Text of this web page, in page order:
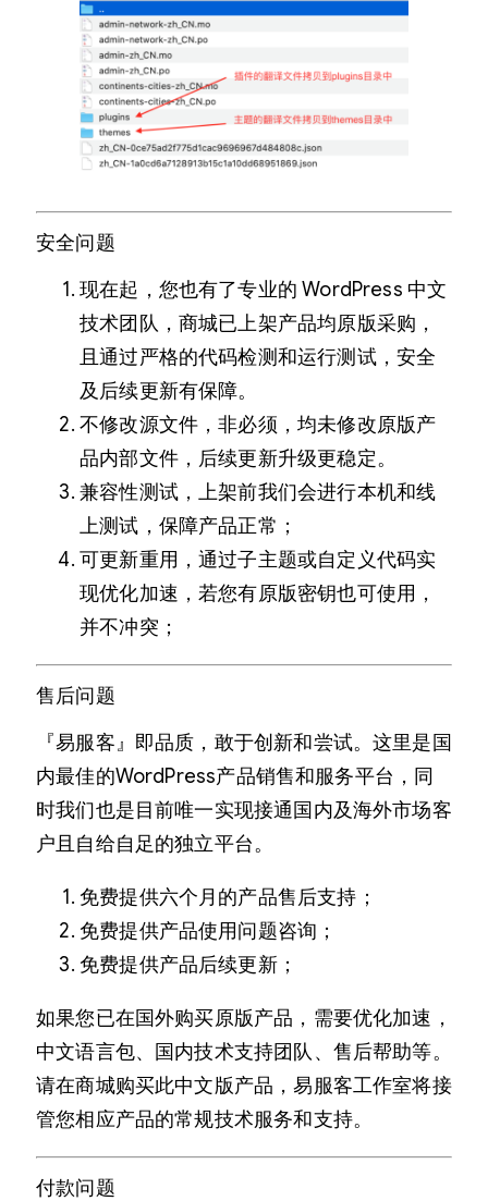
安全问题
现在起，您也有了专业的 WordPress 中文
技术团队，商城已上架产品均原版采购，
且通过严格的代码检测和运行测试，安全
及后续更新有保障。
不修改源文件，非必须，均未修改原版产
品内部文件，后续更新升级更稳定。
兼容性测试，上架前我们会进行本机和线
上测试，保障产品正常；
可更新重用，通过子主题或自定义代码实
现优化加速，若您有原版密钥也可使用，
并不冲突；
售后问题
『易服客』即品质，敢于创新和尝试。这里是国
内最佳的WordPress产品销售和服务平台，同
时我们也是目前唯一实现接通国内及海外市场客
户且自给自足的独立平台。
免费提供六个月的产品售后支持；
免费提供产品使用问题咨询；
免费提供产品后续更新；
如果您已在国外购买原版产品，需要优化加速，
中文语言包、国内技术支持团队、售后帮助等。
请在商城购买此中文版产品，易服客工作室将接
管您相应产品的常规技术服务和支持。
付款问题